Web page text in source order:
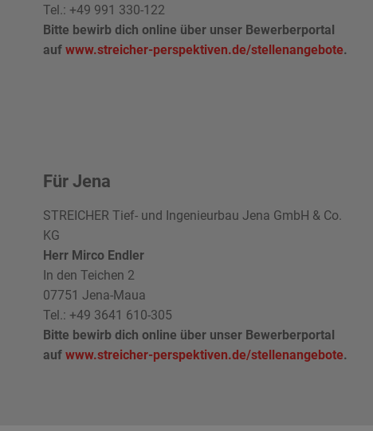
Tel.: +49 991 330-122
Bitte bewirb dich online über unser Bewerberportal
auf www.streicher-perspektiven.de/stellenangebote.
Für Jena
STREICHER Tief- und Ingenieurbau Jena GmbH & Co.
KG
Herr Mirco Endler
In den Teichen 2
07751 Jena-Maua
Tel.: +49 3641 610-305
Bitte bewirb dich online über unser Bewerberportal
auf www.streicher-perspektiven.de/stellenangebote.